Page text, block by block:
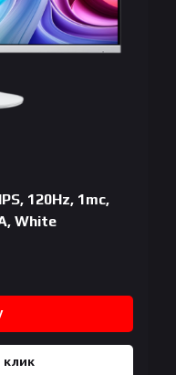
120Hz, 1mc,
White
клик